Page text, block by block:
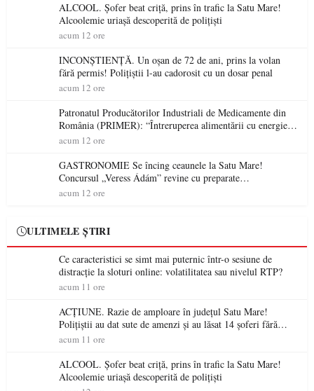
ALCOOL. Șofer beat criță, prins în trafic la Satu Mare!
Alcoolemie uriașă descoperită de polițiști
acum 12 ore
INCONȘTIENȚĂ. Un oșan de 72 de ani, prins la volan
fără permis! Polițiștii l-au cadorosit cu un dosar penal
acum 12 ore
Patronatul Producătorilor Industriali de Medicamente din
România (PRIMER): “Întreruperea alimentării cu energie
electrică a fabricilor de medicamente va pune în pericol
acum 12 ore
GASTRONOMIE Se încing ceaunele la Satu Mare!
Concursul „Veress Ádám” revine cu preparate
spectaculoase, premii și un jurat de renume
acum 12 ore
ULTIMELE ȘTIRI
Ce caracteristici se simt mai puternic într-o sesiune de
distracție la sloturi online: volatilitatea sau nivelul RTP?
acum 11 ore
ACȚIUNE. Razie de amploare în județul Satu Mare!
Polițiștii au dat sute de amenzi și au lăsat 14 șoferi fără
permis într-o singură zi
acum 11 ore
ALCOOL. Șofer beat criță, prins în trafic la Satu Mare!
Alcoolemie uriașă descoperită de polițiști